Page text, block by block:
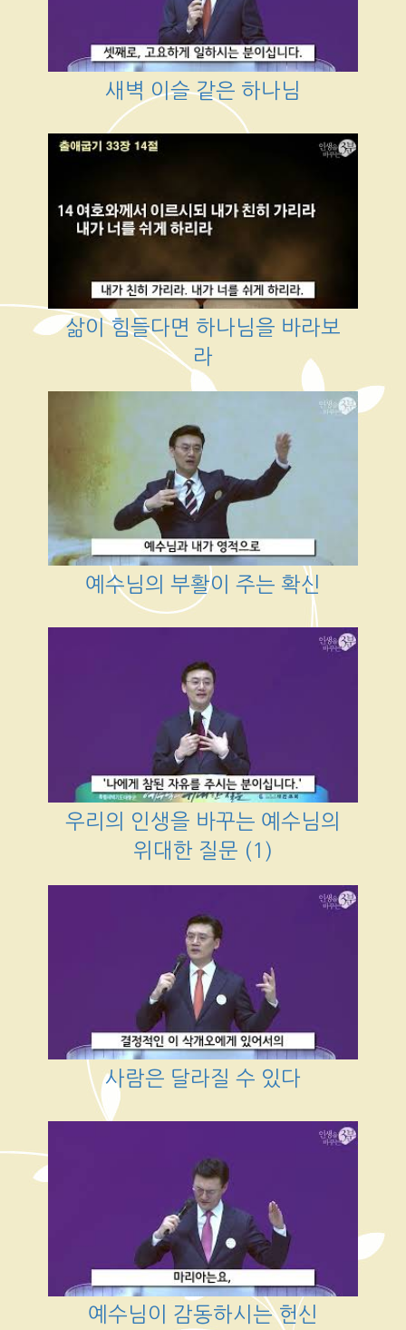
새벽 이슬 같은 하나님
삶이 힘들다면 하나님을 바라보
라
예수님의 부활이 주는 확신
우리의 인생을 바꾸는 예수님의
위대한 질문 (1)
사람은 달라질 수 있다
예수님이 감동하시는 헌신